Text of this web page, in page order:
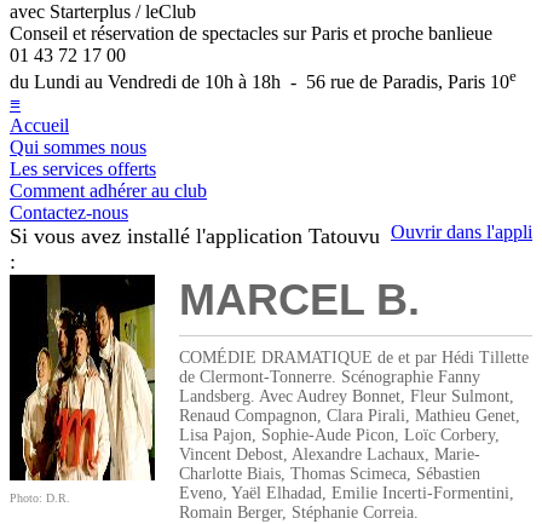
avec Starterplus / leClub
Conseil et réservation de spectacles sur Paris et proche banlieue
01 43 72 17 00
du Lundi au Vendredi de 10h à 18h - 56 rue de Paradis, Paris 10e
≡
Accueil
Qui sommes nous
Les services offerts
Comment adhérer au club
Contactez-nous
Ouvrir dans l'appli
Si vous avez installé l'application Tatouvu
:
Photo: D.R.
MARCEL B.
COMÉDIE DRAMATIQUE de et par Hédi Tillette
de Clermont-Tonnerre. Scénographie Fanny
Landsberg. Avec Audrey Bonnet, Fleur Sulmont,
Renaud Compagnon, Clara Pirali, Mathieu Genet,
Lisa Pajon, Sophie-Aude Picon, Loïc Corbery,
Vincent Debost, Alexandre Lachaux, Marie-
Charlotte Biais, Thomas Scimeca, Sébastien
Eveno, Yaël Elhadad, Emilie Incerti-Formentini,
Romain Berger, Stéphanie Correia.